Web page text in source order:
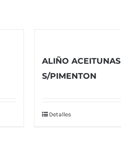
ALIÑO ACEITUNAS
S/PIMENTON
Detalles